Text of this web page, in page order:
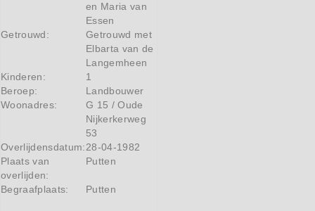
en Maria van
Essen
Getrouwd:
Getrouwd met
Elbarta van de
Langemheen
Kinderen:
1
Beroep:
Landbouwer
Woonadres:
G 15 / Oude
Nijkerkerweg
53
Overlijdensdatum:28-04-1982
Plaats van
overlijden:
Putten
Begraafplaats: Putten